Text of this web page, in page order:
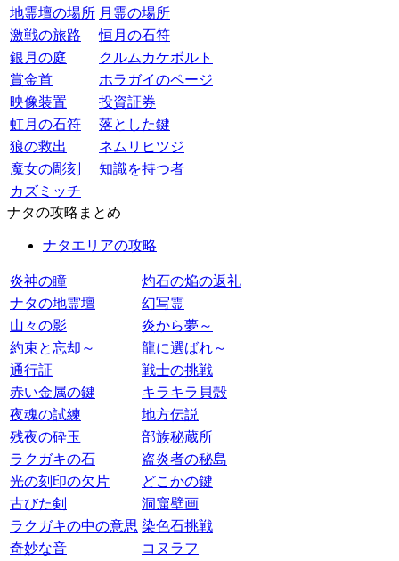
地霊壇の場所 月霊の場所
激戦の旅路
恒月の石符
銀月の庭
クルムカケボルト
賞金首
ホラガイのページ
映像装置
投資証券
虹月の石符
落とした鍵
狼の救出
ネムリヒツジ
魔女の彫刻
知識を持つ者
カズミッチ
ナタの攻略まとめ
ナタエリアの攻略
炎神の瞳
灼石の焔の返礼
ナタの地霊壇
幻写霊
山々の影
炎から夢～
約束と忘却～
龍に選ばれ～
通行証
戦士の挑戦
赤い金属の鍵
キラキラ貝殻
夜魂の試練
地方伝説
残夜の砕玉
部族秘蔵所
ラクガキの石
盗炎者の秘島
光の刻印の欠片
どこかの鍵
古びた剣
洞窟壁画
ラクガキの中の意思 染色石挑戦
奇妙な音
コヌラフ